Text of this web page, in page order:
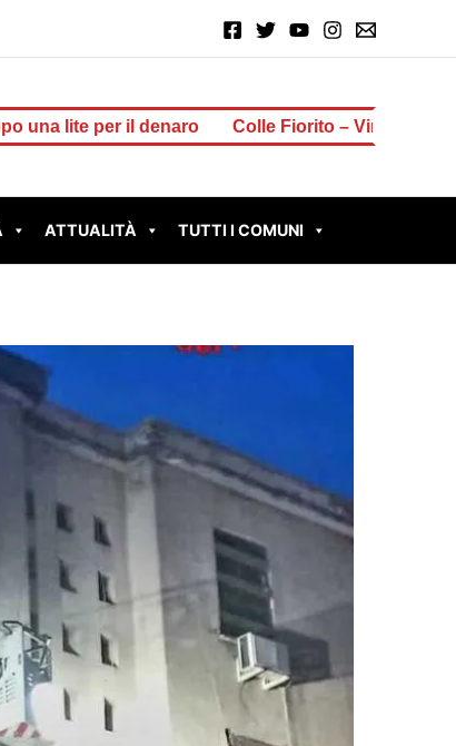
Colle Fiorito – Vinti 2 milioni di euro al
ATTUALITÀ TUTTI I COMUNI